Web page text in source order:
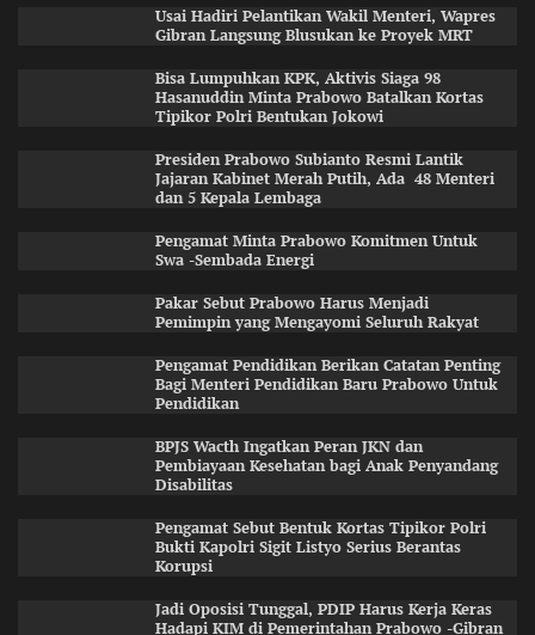
Usai Hadiri Pelantikan Wakil Menteri, Wapres
Gibran Langsung Blusukan ke Proyek MRT
Bisa Lumpuhkan KPK, Aktivis Siaga 98
Hasanuddin Minta Prabowo Batalkan Kortas
Tipikor Polri Bentukan Jokowi
Presiden Prabowo Subianto Resmi Lantik
Jajaran Kabinet Merah Putih, Ada 48 Menteri
dan 5 Kepala Lembaga
Pengamat Minta Prabowo Komitmen Untuk
Swa -Sembada Energi
Pakar Sebut Prabowo Harus Menjadi
Pemimpin yang Mengayomi Seluruh Rakyat
Pengamat Pendidikan Berikan Catatan Penting
Bagi Menteri Pendidikan Baru Prabowo Untuk
Pendidikan
BPJS Wacth Ingatkan Peran JKN dan
Pembiayaan Kesehatan bagi Anak Penyandang
Disabilitas
Pengamat Sebut Bentuk Kortas Tipikor Polri
Bukti Kapolri Sigit Listyo Serius Berantas
Korupsi
Jadi Oposisi Tunggal, PDIP Harus Kerja Keras
Hadapi KIM di Pemerintahan Prabowo -Gibran